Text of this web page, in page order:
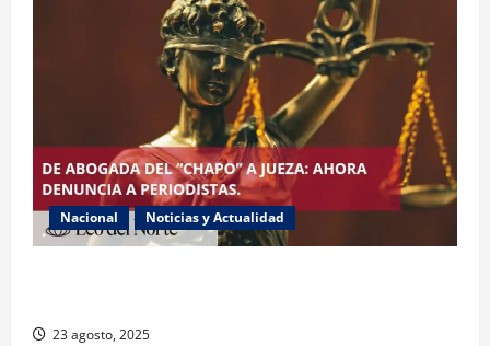
Nacional Noticias y Actualidad
23 agosto, 2025